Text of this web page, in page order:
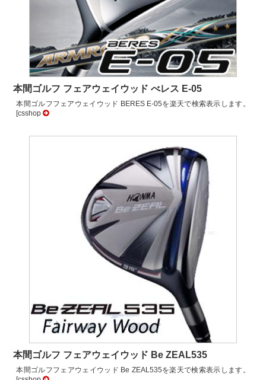
本間ゴルフ フェアウェイウッド べレス E-05
本間ゴルフフェアウェイウッド BERES E-05を楽天で検索表示します。
[csshop
本間ゴルフ フェアウェイウッド Be ZEAL535
本間ゴルフフェアウェイウッド Be ZEAL535を楽天で検索表示します。